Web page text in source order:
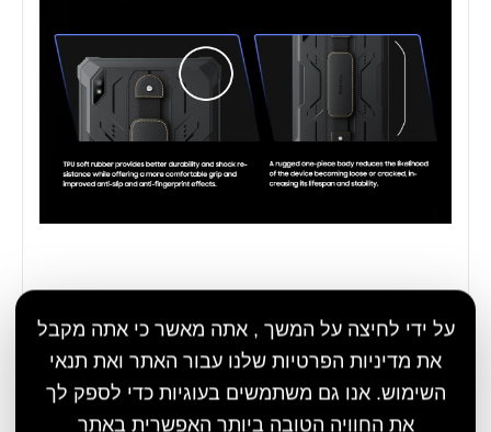
על ידי לחיצה על המשך , אתה מאשר כי אתה מקבל
את מדיניות הפרטיות שלנו עבור האתר ואת תנאי
השימוש. אנו גם משתמשים בעוגיות כדי לספק לך
את החוויה הטובה ביותר האפשרית באתר